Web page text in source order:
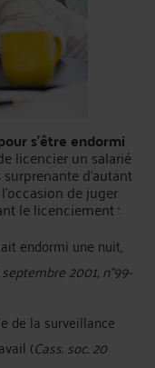
s’être endormi
licencier un salarié
d’autant
de juger
le licenciement :
endormi une nuit,
2001, n°99-
de la surveillance
(Cass. soc. 20